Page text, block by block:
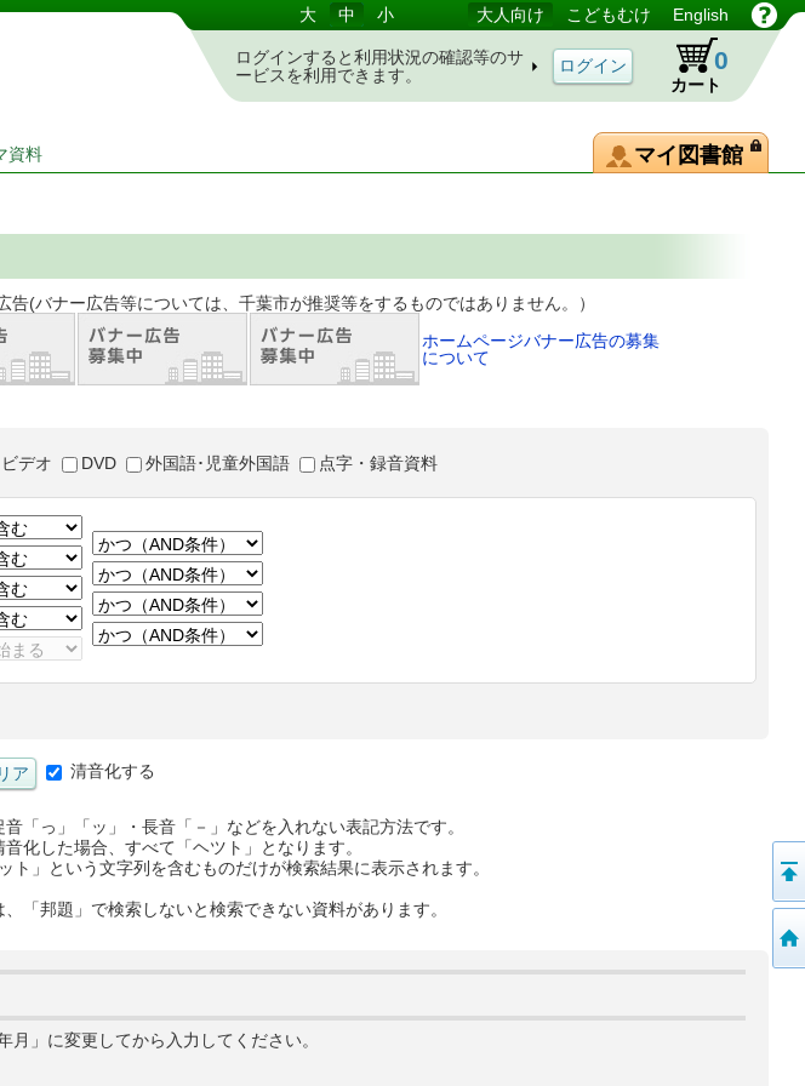
大 中 小 大人向け こどもむけ English
ログインすると利用状況の確認等のサ
ービスを利用できます。
カート
0
資料 マイ図書館
は、千葉市が推奨等をするものではありません。）
ホームページバナー広告の募集
について
ビデオ DVD 外国語･児童外国語 点字・録音資料
清音化する
「っ」「ッ」・長音「－」などを入れない表記方法です。
化した場合、すべて「ヘツト」となります。
」という文字列を含むものだけが検索結果に表示されます。
「邦題」で検索しないと検索できない資料があります。
」に変更してから入力してください。